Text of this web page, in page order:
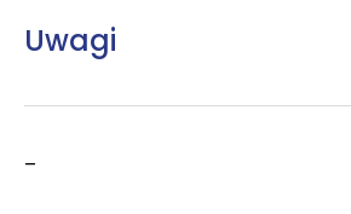
Uwagi
–